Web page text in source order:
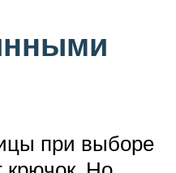
при выборе